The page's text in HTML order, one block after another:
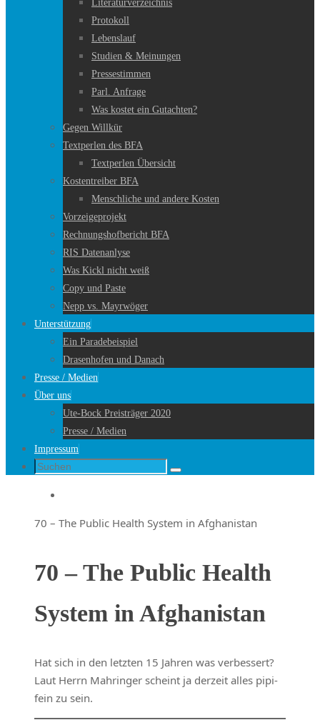
Literaturverzeichnis
Protokoll
Lebenslauf
Studien & Meinungen
Pressestimmen
Parl. Anfrage
Was kostet ein Gutachten?
Gegen Willkür
Textperlen des BFA
Textperlen Übersicht
Kostentreiber BFA
Menschliche und andere Kosten
Vorzeigeprojekt
Rechnungshofbericht BFA
RIS Datenanlyse
Was Kickl nicht weiß
Copy und Paste
Nepp vs. Mayrwöger
Unterstützung
Ein Paradebeispiel
Drasenhofen und Danach
Presse / Medien
Über uns
Ute-Bock Preisträger 2020
Presse / Medien
Impressum
Suche
Suchen
Startseite
70 – The Public Health System in Afghanistan
70 – The Public Health
System in Afghanistan
Hat sich in den letzten 15 Jahren was verbessert?
Laut Herrn Mahringer scheint ja derzeit alles pipi-
fein zu sein.